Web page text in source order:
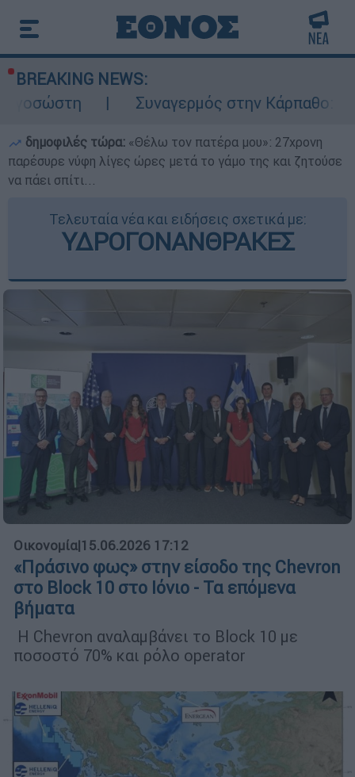
BREAKING NEWS:
Συναγερμός στην Κάρπαθο: Βρέθηκαν
δημοφιλές τώρα: «Θέλω τον πατέρα μου»: 27χρονη
παρέσυρε νύφη λίγες ώρες μετά το γάμο της και ζητούσε
να πάει σπίτι...
Τελευταία νέα και ειδήσεις σχετικά με:
ΥΔΡΟΓΟΝΑΝΘΡΑΚΕΣ
Οικονομία|15.06.2026 17:12
«Πράσινο φως» στην είσοδο της Chevron
στο Block 10 στο Ιόνιο - Τα επόμενα
βήματα
H Chevron αναλαμβάνει το Block 10 με
ποσοστό 70% και ρόλο operator